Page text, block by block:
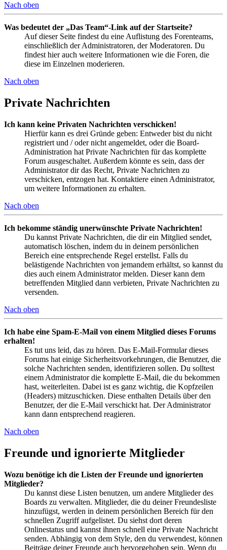
Nach oben
Was bedeutet der „Das Team“-Link auf der Startseite?
Auf dieser Seite findest du eine Auflistung des Forenteams,
einschließlich der Administratoren, der Moderatoren. Du
findest hier auch weitere Informationen wie die Foren, die
diese im Einzelnen moderieren.
Nach oben
Private Nachrichten
Ich kann keine Privaten Nachrichten verschicken!
Hierfür kann es drei Gründe geben: Entweder bist du nicht
registriert und / oder nicht angemeldet, oder die Board-
Administration hat Private Nachrichten für das komplette
Forum ausgeschaltet. Außerdem könnte es sein, dass der
Administrator dir das Recht, Private Nachrichten zu
verschicken, entzogen hat. Kontaktiere einen Administrator,
um weitere Informationen zu erhalten.
Nach oben
Ich bekomme ständig unerwünschte Private Nachrichten!
Du kannst Private Nachrichten, die dir ein Mitglied sendet,
automatisch löschen, indem du in deinem persönlichen
Bereich eine entsprechende Regel erstellst. Falls du
belästigende Nachrichten von jemandem erhältst, so kannst du
dies auch einem Administrator melden. Dieser kann dem
betreffenden Mitglied dann verbieten, Private Nachrichten zu
versenden.
Nach oben
Ich habe eine Spam-E-Mail von einem Mitglied dieses Forums
erhalten!
Es tut uns leid, das zu hören. Das E-Mail-Formular dieses
Forums hat einige Sicherheitsvorkehrungen, die Benutzer, die
solche Nachrichten senden, identifizieren sollen. Du solltest
einem Administrator die komplette E-Mail, die du bekommen
hast, weiterleiten. Dabei ist es ganz wichtig, die Kopfzeilen
(Headers) mitzuschicken. Diese enthalten Details über den
Benutzer, der die E-Mail verschickt hat. Der Administrator
kann dann entsprechend reagieren.
Nach oben
Freunde und ignorierte Mitglieder
Wozu benötige ich die Listen der Freunde und ignorierten
Mitglieder?
Du kannst diese Listen benutzen, um andere Mitglieder des
Boards zu verwalten. Mitglieder, die du deiner Freundesliste
hinzufügst, werden in deinem persönlichen Bereich für den
schnellen Zugriff aufgelistet. Du siehst dort deren
Onlinestatus und kannst ihnen schnell eine Private Nachricht
senden. Abhängig von dem Style, den du verwendest, können
Beiträge deiner Freunde auch hervorgehoben sein. Wenn du